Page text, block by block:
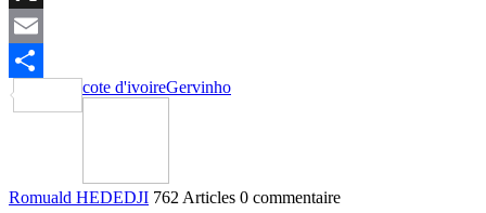
X
Email
Partager
cote d'ivoireGervinho
Romuald HEDEDJI 762 Articles 0 commentaire